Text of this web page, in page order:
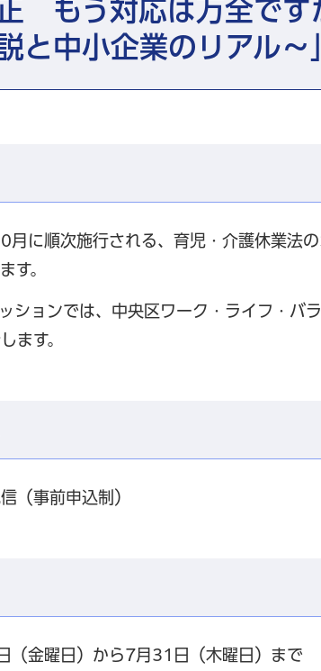
もう対応は万全です
と中小企業のリアル～
に順次施行される、育児・介護休業法
す。
ションでは、中央区ワーク・ライフ・バ
ます。
（事前申込制）
（金曜日）から7月31日（木曜日）まで